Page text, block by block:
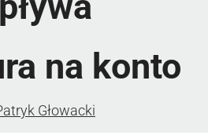
na konto
Głowacki